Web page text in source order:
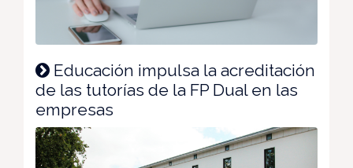
Educación impulsa la acreditación
de las tutorías de la FP Dual en las
empresas